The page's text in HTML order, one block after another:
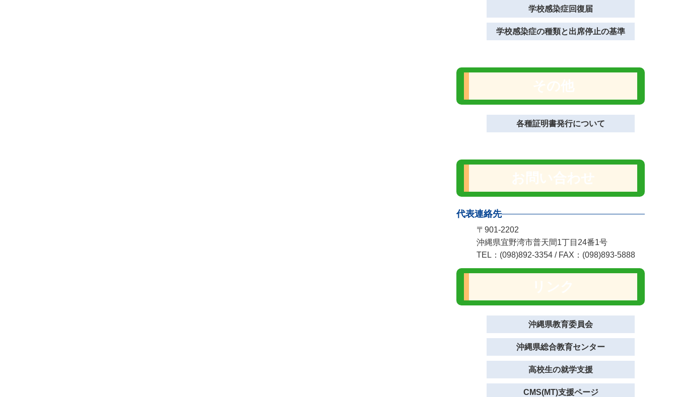
学校感染症回復届
学校感染症の種類と出席停止の基準
各種証明書発行について
代表連絡先
〒901-2202
沖縄県宜野湾市普天間1丁目24番1号
TEL：(098)892-3354 / FAX：(098)893-5888
沖縄県教育委員会
沖縄県総合教育センター
高校生の就学支援
CMS(MT)支援ページ